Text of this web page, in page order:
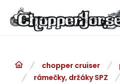
chopper cruiser
rámečky, držáky SPZ